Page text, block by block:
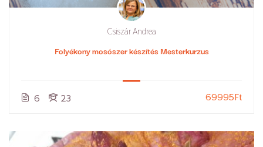
Csiszár Andrea
Folyékony mosószer készítés Mesterkurzus
6 23 69995Ft